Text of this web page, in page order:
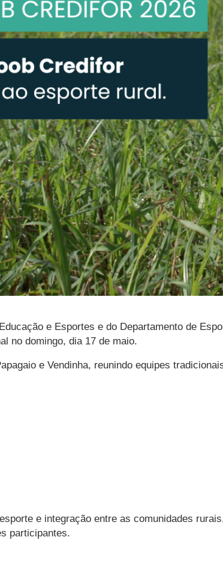
e Esportes e do Departamento de
no domingo, dia 17 de maio.
e Vendinha, reunindo equipes
e integração entre as comunidades
participantes.